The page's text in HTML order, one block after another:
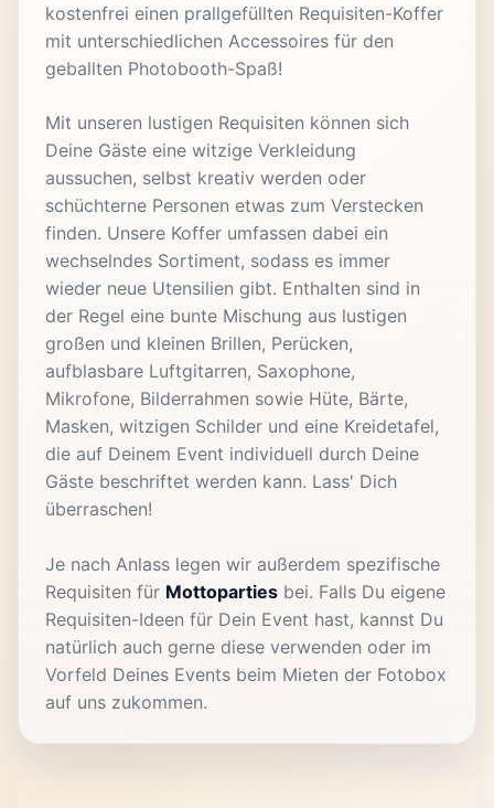
kostenfrei einen prallgefüllten Requisiten-Koffer
mit unterschiedlichen Accessoires für den
geballten Photobooth-Spaß!
Mit unseren lustigen Requisiten können sich
Deine Gäste eine witzige Verkleidung
aussuchen, selbst kreativ werden oder
schüchterne Personen etwas zum Verstecken
finden. Unsere Koffer umfassen dabei ein
wechselndes Sortiment, sodass es immer
wieder neue Utensilien gibt. Enthalten sind in
der Regel eine bunte Mischung aus lustigen
großen und kleinen Brillen, Perücken,
aufblasbare Luftgitarren, Saxophone,
Mikrofone, Bilderrahmen sowie Hüte, Bärte,
Masken, witzigen Schilder und eine Kreidetafel,
die auf Deinem Event individuell durch Deine
Gäste beschriftet werden kann. Lass' Dich
überraschen!
Je nach Anlass legen wir außerdem spezifische
Requisiten für Mottoparties bei. Falls Du eigene
Requisiten-Ideen für Dein Event hast, kannst Du
natürlich auch gerne diese verwenden oder im
Vorfeld Deines Events beim Mieten der Fotobox
auf uns zukommen.